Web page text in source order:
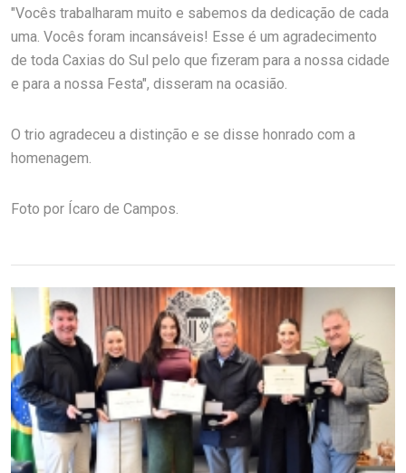
"Vocês trabalharam muito e sabemos da dedicação de cada
uma. Vocês foram incansáveis! Esse é um agradecimento
de toda Caxias do Sul pelo que fizeram para a nossa cidade
e para a nossa Festa", disseram na ocasião.
O trio agradeceu a distinção e se disse honrado com a
homenagem.
Foto por Ícaro de Campos.